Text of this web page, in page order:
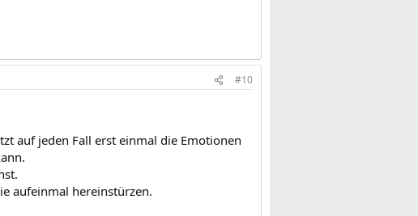
#10
auf jeden Fall erst einmal die Emotionen
aufeinmal hereinstürzen.